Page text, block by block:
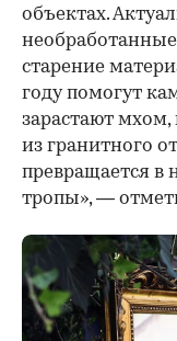
объектах.
необработанные
старение
году помогут
зарастают
из гранитного
превращается в
тропы», —